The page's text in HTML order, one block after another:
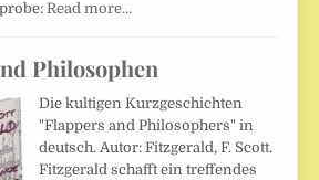
Read more…
Philosophen
Die kultigen Kurzgeschichten
"Flappers and Philosophers" in
deutsch. Autor: Fitzgerald, F. Scott.
Fitzgerald schafft ein treffendes